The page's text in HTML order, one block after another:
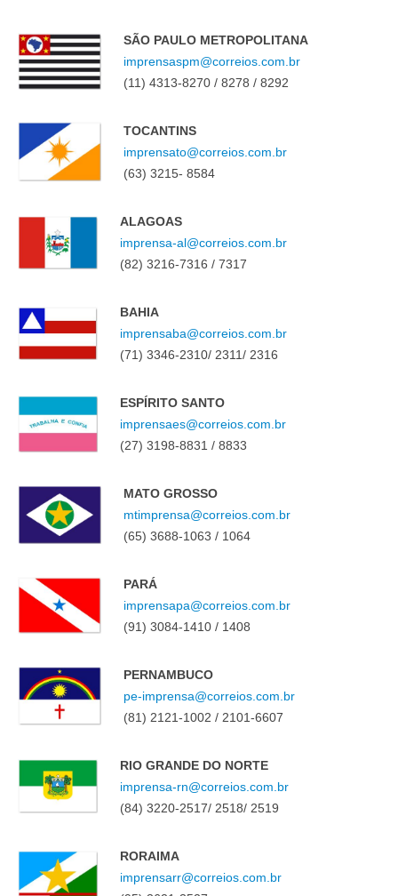
SÃO PAULO METROPOLITANA
imprensaspm@correios.com.br
(11) 4313-8270 / 8278 / 8292
TOCANTINS
imprensato@correios.com.br
(63) 3215- 8584
ALAGOAS
imprensa-al@correios.com.br
(82) 3216-7316 / 7317
BAHIA
imprensaba@correios.com.br
(71) 3346-2310/ 2311/ 2316
ESPÍRITO SANTO
imprensaes@correios.com.br
(27) 3198-8831 / 8833
MATO GROSSO
mtimprensa@correios.com.br
(65) 3688-1063 / 1064
PARÁ
imprensapa@correios.com.br
(91) 3084-1410 / 1408
PERNAMBUCO
pe-imprensa@correios.com.br
(81) 2121-1002 / 2101-6607
RIO GRANDE DO NORTE
imprensa-rn@correios.com.br
(84) 3220-2517/ 2518/ 2519
RORAIMA
imprensarr@correios.com.br